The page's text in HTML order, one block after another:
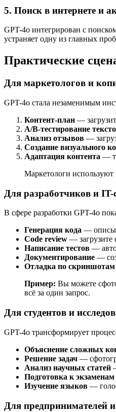
5. Поиск в интернете и
GPT-4o интегрирован с
устраняет одну из главных
Практические
Для маркетологов и
GPT-4o стала незаменимым
Контент-план —
A/B-тестирование
Анализ отзывов —
Создание визуального
Адаптация контента —
Маркетологи используют
Для разработчиков и IT-
В сфере разработки GPT-4o
Генерация кода —
Code review — загрузите
Написание тестов —
Документирование —
Отладка по скриншотам
Пример: Вы можете
всё за один запрос.
Для студентов и
GPT-4o трансформирует
Объяснение сложных
Решение задач —
Анализ научных статей
Подготовка к экзаменам
Изучение языков —
Для предпринимателей